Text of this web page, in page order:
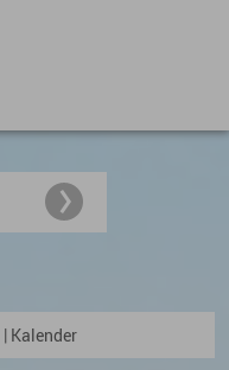
| Kalender